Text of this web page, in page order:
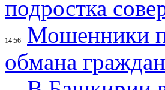
подростка
14:56
Мошенники
обмана